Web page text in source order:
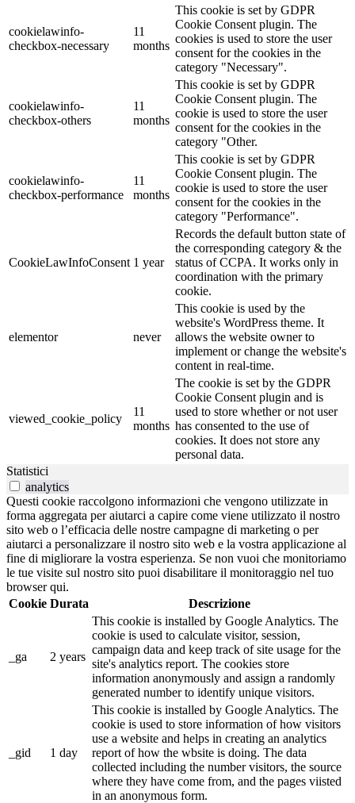
cookielawinfo-
checkbox-necessary
11
months
This cookie is set by GDPR
Cookie Consent plugin. The
cookies is used to store the user
consent for the cookies in the
category "Necessary".
cookielawinfo-
checkbox-others
11
months
This cookie is set by GDPR
Cookie Consent plugin. The
cookie is used to store the user
consent for the cookies in the
category "Other.
cookielawinfo-
checkbox-performance
11
months
This cookie is set by GDPR
Cookie Consent plugin. The
cookie is used to store the user
consent for the cookies in the
category "Performance".
CookieLawInfoConsent 1 year
Records the default button state of
the corresponding category & the
status of CCPA. It works only in
coordination with the primary
cookie.
elementor never
This cookie is used by the
website's WordPress theme. It
allows the website owner to
implement or change the website's
content in real-time.
viewed_cookie_policy
11
months
The cookie is set by the GDPR
Cookie Consent plugin and is
used to store whether or not user
has consented to the use of
cookies. It does not store any
personal data.
Statistici
analytics
Questi cookie raccolgono informazioni che vengono utilizzate in
forma aggregata per aiutarci a capire come viene utilizzato il nostro
sito web o l’efficacia delle nostre campagne di marketing o per
aiutarci a personalizzare il nostro sito web e la vostra applicazione al
fine di migliorare la vostra esperienza. Se non vuoi che monitoriamo
le tue visite sul nostro sito puoi disabilitare il monitoraggio nel tuo
browser qui.
Cookie Durata Descrizione
_ga 2 years
This cookie is installed by Google Analytics. The
cookie is used to calculate visitor, session,
campaign data and keep track of site usage for the
site's analytics report. The cookies store
information anonymously and assign a randomly
generated number to identify unique visitors.
_gid 1 day
This cookie is installed by Google Analytics. The
cookie is used to store information of how visitors
use a website and helps in creating an analytics
report of how the wbsite is doing. The data
collected including the number visitors, the source
where they have come from, and the pages viisted
in an anonymous form.